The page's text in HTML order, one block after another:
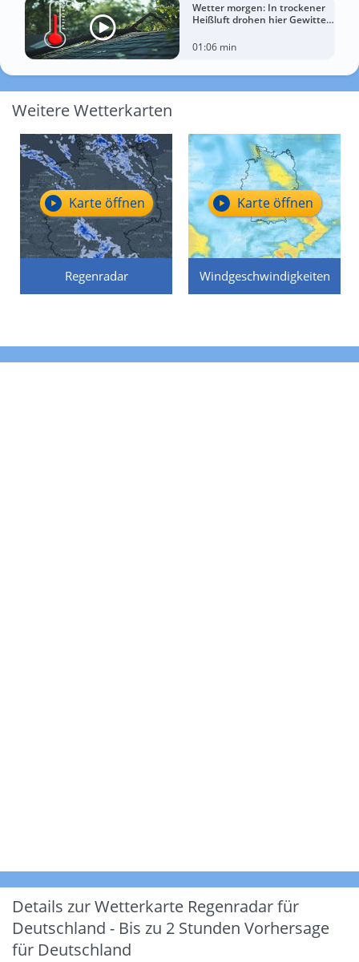
Wetter morgen: In trockener
Heißluft drohen hier Gewitter
01:06 min
Weitere Wetterkarten
Regenradar
Karte öffnen
Windgeschwindigkeiten
Karte öffnen
Details zur Wetterkarte Regenradar für
Deutschland - Bis zu 2 Stunden Vorhersage
für Deutschland